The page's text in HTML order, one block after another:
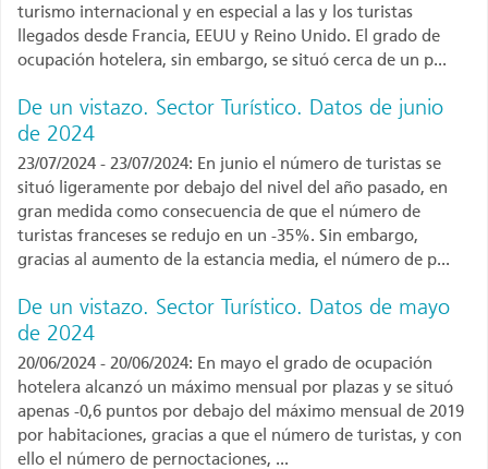
turismo internacional y en especial a las y los turistas
llegados desde Francia, EEUU y Reino Unido. El grado de
ocupación hotelera, sin embargo, se situó cerca de un p...
De un vistazo. Sector Turístico. Datos de junio
de 2024
23/07/2024 - 23/07/2024: En junio el número de turistas se
situó ligeramente por debajo del nivel del año pasado, en
gran medida como consecuencia de que el número de
turistas franceses se redujo en un -35%. Sin embargo,
gracias al aumento de la estancia media, el número de p...
De un vistazo. Sector Turístico. Datos de mayo
de 2024
20/06/2024 - 20/06/2024: En mayo el grado de ocupación
hotelera alcanzó un máximo mensual por plazas y se situó
apenas -0,6 puntos por debajo del máximo mensual de 2019
por habitaciones, gracias a que el número de turistas, y con
ello el número de pernoctaciones, ...